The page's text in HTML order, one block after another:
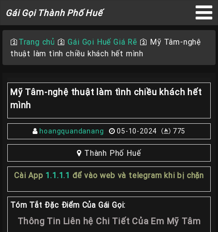
Gái Gọi Thành Phố Huế
Gái
Phố
Huế
×
Trang
Chủ
Gái
Huế
Gái
Gọi
Huế
🛐 Trang chủ 🛐Gái Gọi Huế Giá Rẽ 🛐 Mỹ Tâm-nghệ
thuật làm tình chiều khách hết mình
Mỹ Tâm-nghệ thuật làm tình chiều khách hết
mình
hoangquandanang 05-10-2024 775
Thành Phố Huế
Cài App 1.1.1.1 để vào web và telegram khi bị chặn
Tóm Tắt Đặc Điểm Của Gái Gọi:
Thông Tin Liên hệ Chi Tiết Của Em Mỹ Tâm